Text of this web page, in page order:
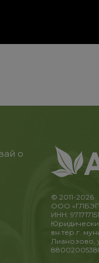
о
© 2011-2026
ООО
ИНН:
вн.тер.г.
Лианозово,